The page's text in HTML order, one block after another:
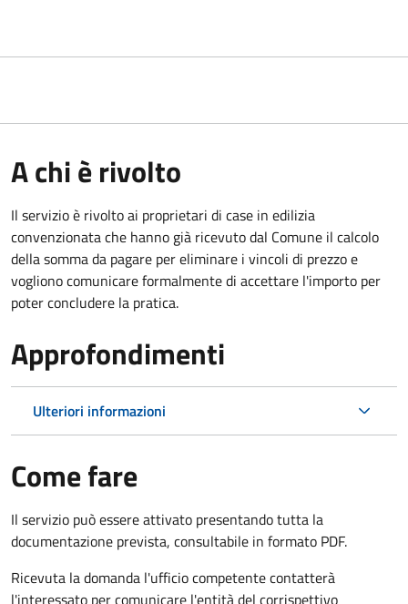
A chi è rivolto
Il servizio è rivolto ai proprietari di case in edilizia
convenzionata che hanno già ricevuto dal Comune il calcolo
della somma da pagare per eliminare i vincoli di prezzo e
vogliono comunicare formalmente di accettare l'importo per
poter concludere la pratica.
Approfondimenti
Ulteriori informazioni
Come fare
Il servizio può essere attivato presentando tutta la
documentazione prevista, consultabile in formato PDF.
Ricevuta la domanda l'ufficio competente contatterà
l'interessato per comunicare l'entità del corrispettivo